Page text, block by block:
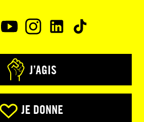
J’AGIS
JE DONNE